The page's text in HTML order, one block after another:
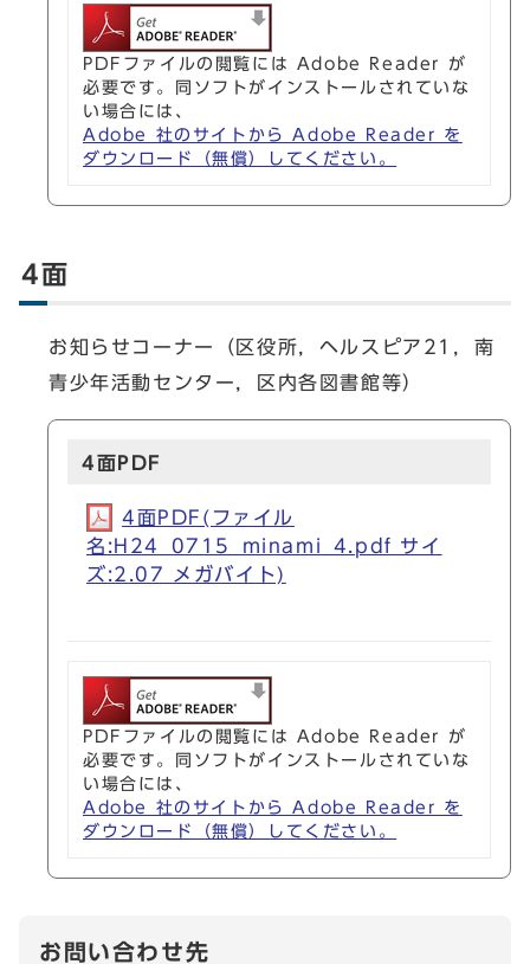
PDFファイルの閲覧には Adobe Reader が
必要です。同ソフトがインストールされていな
い場合には、
Adobe 社のサイトから Adobe Reader を
ダウンロード（無償）してください。
4面
お知らせコーナー（区役所，ヘルスピア21，南
青少年活動センター，区内各図書館等）
4面PDF
4面PDF(ファイル
名:H24_0715_minami_4.pdf サイ
ズ:2.07 メガバイト)
PDFファイルの閲覧には Adobe Reader が
必要です。同ソフトがインストールされていな
い場合には、
Adobe 社のサイトから Adobe Reader を
ダウンロード（無償）してください。
お問い合わせ先